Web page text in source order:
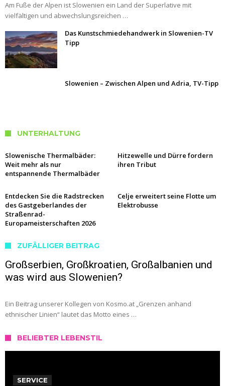
Am Fuße der Alpen ist Slowenien ein Land der Superlative mit
vielfältigen und abwechslungsreichen …
Das Kunstschmiedehandwerk in Slowenien-TV
Tipp
Slowenien – Zwischen Alpen und Adria, TV-Tipp
UNTERHALTUNG
Slowenische Thermalbäder:
Weit mehr als nur
entspannende Thermalbäder
Hitzewelle und Dürre fordern
ihren Tribut
Entdecken Sie die Radstrecken
des Gastgeberlandes der
Straßenrad-
Europameisterschaften 2026
Celje erweitert seine Flotte um
Elektrobusse
ZUFÄLLIGER BEITRAG
Großserbien, Großkroatien, Großalbanien und
was wird aus Slowenien?
Ein Beitrag unserer Kollegen von Kosmo.at „Grenzen anhand
ethnischer Linien“ lautet das Motto eines …
BELIEBTER LEBENSTIL
SERVICE